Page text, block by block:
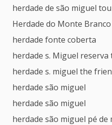
herdade de são miguel
Herdade do Monte Branco
herdade fonte coberta
herdade s. Miguel reserva
herdade s. miguel the
herdade são miguel
herdade são miguel
herdade são miguel pé de